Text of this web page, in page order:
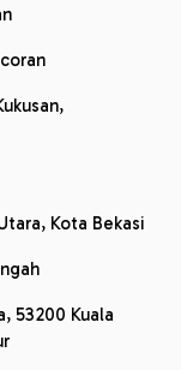
Kota Bekasi
53200 Kuala